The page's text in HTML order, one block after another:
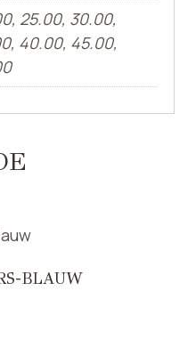
25.00, 30.00,
40.00, 45.00,
BLAUW